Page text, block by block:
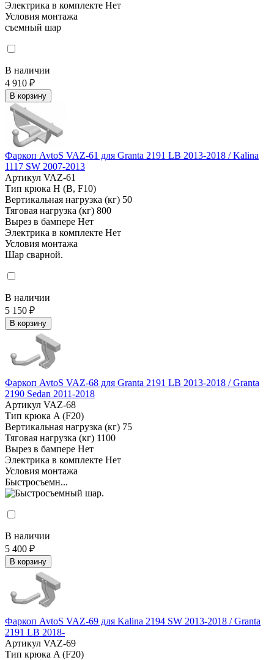
Электрика в комплекте Нет
Условия монтажа
съемный шар
В наличии
4 910 ₽
В корзину
Фаркоп AvtoS VAZ-61 для Granta 2191 LB 2013-2018 / Kalina
1117 SW 2007-2013
Артикул VAZ-61
Тип крюка H (B, F10)
Вертикальная нагрузка (кг) 50
Тяговая нагрузка (кг) 800
Вырез в бампере Нет
Электрика в комплекте Нет
Условия монтажа
Шар сварной.
В наличии
5 150 ₽
В корзину
Фаркоп AvtoS VAZ-68 для Granta 2191 LB 2013-2018 / Granta
2190 Sedan 2011-2018
Артикул VAZ-68
Тип крюка A (F20)
Вертикальная нагрузка (кг) 75
Тяговая нагрузка (кг) 1100
Вырез в бампере Нет
Электрика в комплекте Нет
Условия монтажа
Быстросъемн...
В наличии
5 400 ₽
В корзину
Фаркоп AvtoS VAZ-69 для Kalina 2194 SW 2013-2018 / Granta
2191 LB 2018-
Артикул VAZ-69
Тип крюка A (F20)